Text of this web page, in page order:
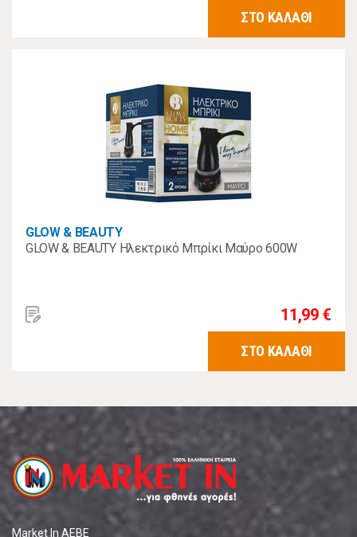
ΣΤΟ ΚΑΛΑΘΙ
GLOW & BEAUTY
GLOW & BEAUTY Ηλεκτρικό Μπρίκι Μαύρο 600W
11,99 €
ΣΤΟ ΚΑΛΑΘΙ
Market In ΑΕΒΕ